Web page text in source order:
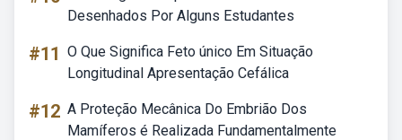
Desenhados Por Alguns Estudantes
#11 O Que Significa Feto único Em Situação
Longitudinal Apresentação Cefálica
#12 A Proteção Mecânica Do Embrião Dos
Mamíferos é Realizada Fundamentalmente